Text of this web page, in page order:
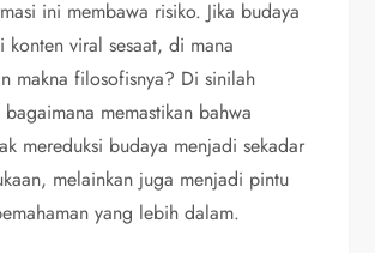
ini membawa risiko. Jika budaya
konten viral sesaat, di mana
makna filosofisnya? Di sinilah
memastikan bahwa
mereduksi budaya menjadi sekadar
melainkan juga menjadi pintu
yang lebih dalam.